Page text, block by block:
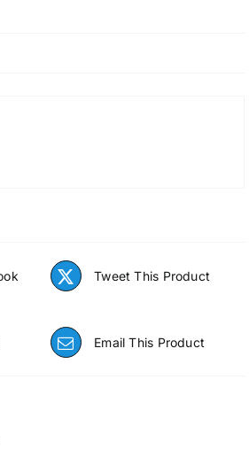
Tweet This Product
Email This Product